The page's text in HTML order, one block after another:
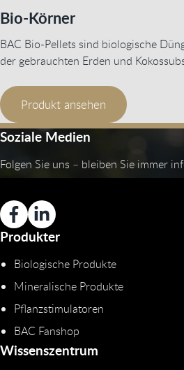
Bio-Körner
BAC Bio-Pellets sind biologische
der gebrauchten Erden und
Produkt ansehen
Soziale Medien
Folgen Sie uns – bleiben Sie immer
Produkter
Biologische Produkte
Mineralische Produkte
Pflanzstimulatoren
BAC Fanshop
Wissenszentrum